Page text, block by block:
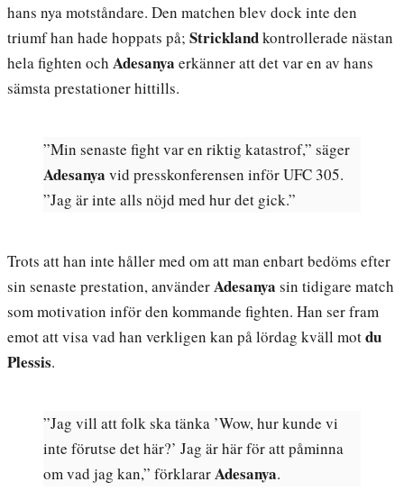
hans nya motståndare. Den matchen blev dock inte den
triumf han hade hoppats på; Stricklandkontrollerade nästan
hela fighten och Adesanya erkänner att det var en av hans
sämsta prestationer hittills.
”Min senaste fight var en riktig katastrof,” säger
Adesanya vid presskonferensen inför UFC 305.
”Jag är inte alls nöjd med hur det gick.”
Trots att han inte håller med om att man enbart bedöms efter
sin senaste prestation, använderAdesanya sin tidigare match
som motivation inför den kommande fighten. Han ser fram
emot att visa vad han verkligen kan på lördag kväll motdu
Plessis.
”Jag vill att folk ska tänka ’Wow, hur kunde vi
inte förutse det här?’ Jag är här för att påminna
om vad jag kan,” förklararAdesanya.